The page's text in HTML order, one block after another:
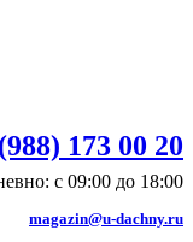
173 00 20
с 09:00 до 18:00
magazin@u-dachny.ru